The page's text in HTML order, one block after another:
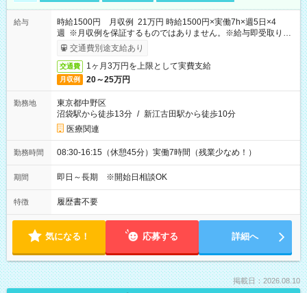
給与
時給1500円 月収例 21万円 時給1500円×実働7h×週5日×4
週 ※月収例を保証するものではありません。※給与即受取りサ
ービス利用可（利用条件有）
交通費別途支給あり
交通費 1ヶ月3万円を上限として実費支給
月収例 20～25万円
勤務地
東京都中野区
沼袋駅から徒歩13分 / 新江古田駅から徒歩10分
医療関連
勤務時間 08:30-16:15（休憩45分）実働7時間（残業少なめ！）
期間 即日～長期 ※開始日相談OK
特徴 履歴書不要
気になる！ 応募する 詳細へ
掲載日：2026.08.10